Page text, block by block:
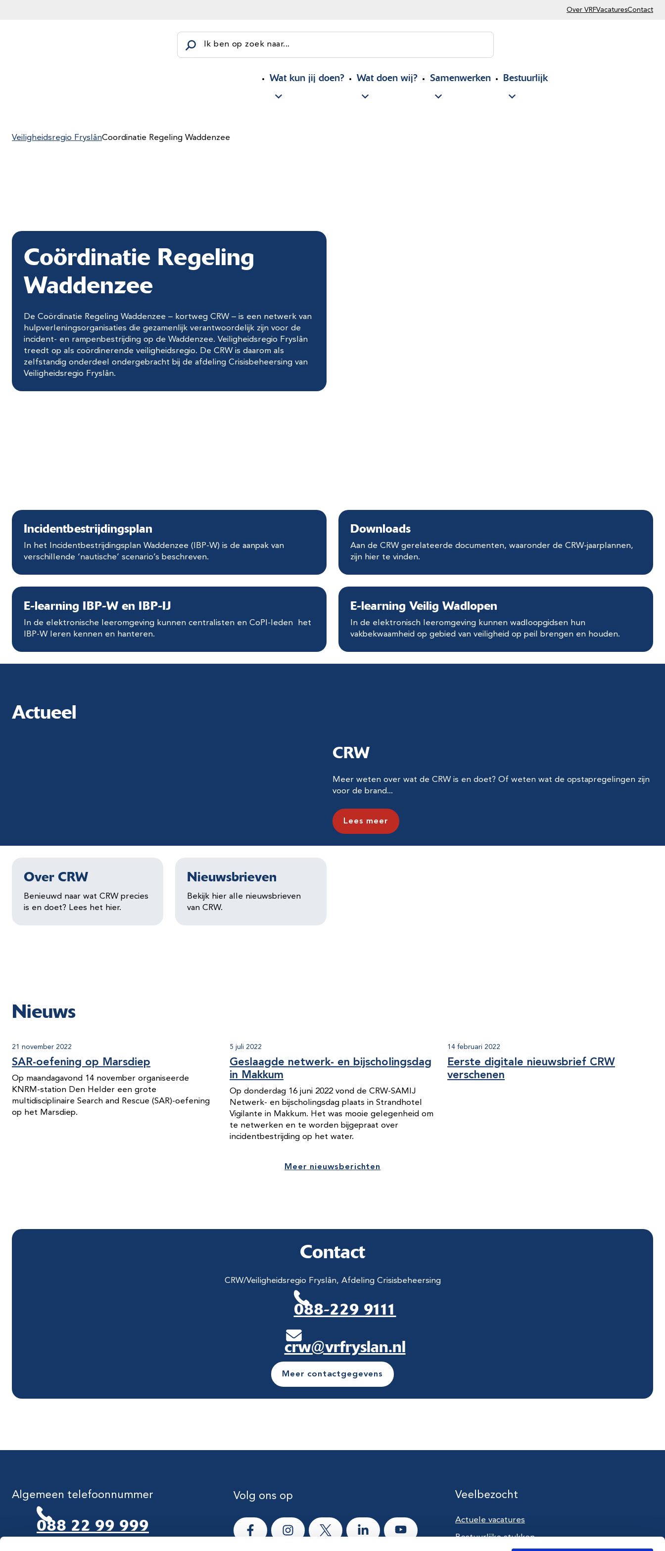
Wat kun jij doen? Wat doen wij? Samenwerken Bestuurlijk
Over VRFVacaturesContact
Ik ben op zoek naar...
Veiligheidsregio FryslânCoordinatie Regeling Waddenzee
Coördinatie Regeling
Waddenzee
De Coördinatie Regeling Waddenzee – kortweg CRW – is een netwerk van
hulpverleningsorganisaties die gezamenlijk verantwoordelijk zijn voor de
incident- en rampenbestrijding op de Waddenzee. Veiligheidsregio Fryslân
treedt op als coördinerende veiligheidsregio. De CRW is daarom als
zelfstandig onderdeel ondergebracht bij de afdeling Crisisbeheersing van
Veiligheidsregio Fryslân.
Incidentbestrijdingsplan
In het Incidentbestrijdingsplan Waddenzee (IBP-W) is de aanpak van
verschillende ‘nautische’ scenario’s beschreven.
Downloads
Aan de CRW gerelateerde documenten, waaronder de CRW-jaarplannen,
zijn hier te vinden.
E-learning IBP-W en IBP-IJ
In de elektronische leeromgeving kunnen centralisten en CoPI-leden het
IBP-W leren kennen en hanteren.
E-learning Veilig Wadlopen
In de elektronisch leeromgeving kunnen wadloopgidsen hun
vakbekwaamheid op gebied van veiligheid op peil brengen en houden.
Actueel
CRW
Meer weten over wat de CRW is en doet? Of weten wat de opstapregelingen zijn
voor de brand...
Lees meer
Over CRW
Benieuwd naar wat CRW precies
is en doet? Lees het hier.
Nieuwsbrieven
Bekijk hier alle nieuwsbrieven
van CRW.
Nieuws
SAR-oefening op Marsdiep
Op maandagavond 14 november organiseerde
KNRM-station Den Helder een grote
multidisciplinaire Search and Rescue (SAR)-oefening
op het Marsdiep.
21 november 2022
Geslaagde netwerk- en bijscholingsdag
in Makkum
Op donderdag 16 juni 2022 vond de CRW-SAMIJ
Netwerk- en bijscholingsdag plaats in Strandhotel
Vigilante in Makkum. Het was mooie gelegenheid om
te netwerken en te worden bijgepraat over
incidentbestrijding op het water.
5 juli 2022
Eerste digitale nieuwsbrief CRW
verschenen
14 februari 2022
Meer nieuwsberichten
Contact
CRW/Veiligheidsregio Fryslân, Afdeling Crisisbeheersing
088-229 9111
crw@vrfryslan.nl
Meer contactgegevens
Algemeen telefoonnummer
088 22 99 999
Volg ons op
Ga naar Facebook
Ga naar Instagram
Ga naar XGa naar LinkedInGa naar Youtube
Veelbezocht
Actuele vacatures
Bestuurlijke stukken